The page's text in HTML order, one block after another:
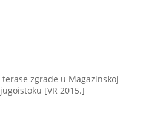
zgrade u Magazinskoj
[VR 2015.]